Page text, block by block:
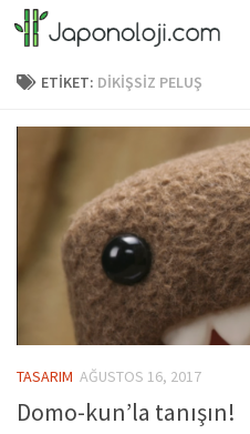
Skip to content
ETIKET: DIKIŞSIZ PELUŞ
TASARIM AĞUSTOS 16, 2017
Domo-kun’la tanışın!